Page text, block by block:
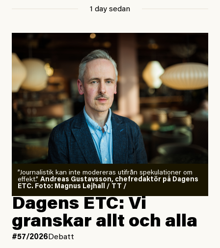
1 day sedan
”Journalistik kan inte modereras utifrån spekulationer om
effekt.” Andreas Gustavsson, chefredaktör på Dagens
ETC. Foto: Magnus Lejhall / TT /
Dagens ETC: Vi
granskar allt och alla
#57/2026 Debatt